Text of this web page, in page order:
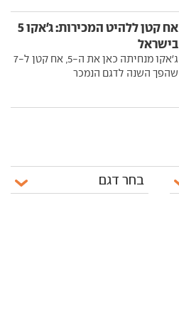
אח קטן ללהיט המכירות: ג'אקו 5
בישראל
ג'אקו מנחיתה כאן את ה-5, אח קטן ל-7
שהפך השנה לדגם הנמכר